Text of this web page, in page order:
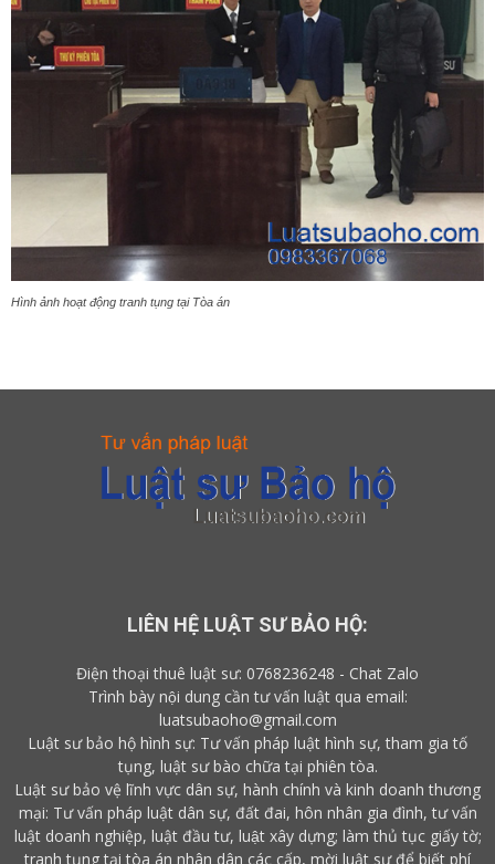
Hình ảnh hoạt động tranh tụng tại Tòa án
LIÊN HỆ LUẬT SƯ BẢO HỘ:
Điện thoại thuê luật sư: 0768236248 - Chat Zalo
Trình bày nội dung cần tư vấn luật qua email:
luatsubaoho@gmail.com
Luật sư bảo hộ hình sự: Tư vấn pháp luật hình sự, tham gia tố
tụng, luật sư bào chữa tại phiên tòa.
Luật sư bảo vệ lĩnh vực dân sự, hành chính và kinh doanh thương
mại: Tư vấn pháp luật dân sự, đất đai, hôn nhân gia đình, tư vấn
luật doanh nghiệp, luật đầu tư, luật xây dựng; làm thủ tục giấy tờ;
tranh tụng tại tòa án nhân dân các cấp, mời luật sưđể biết phí